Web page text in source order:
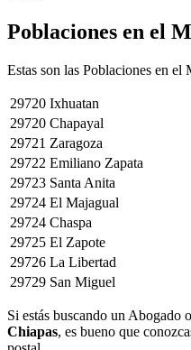
Poblaciones en el
Estas son las Poblaciones en el
29720 Ixhuatan
29720 Chapayal
29721 Zaragoza
29722 Emiliano Zapata
29723 Santa Anita
29724 El Majagual
29724 Chaspa
29725 El Zapote
29726 La Libertad
29729 San Miguel
Si estás buscando un Abogado
Chiapas, es bueno que